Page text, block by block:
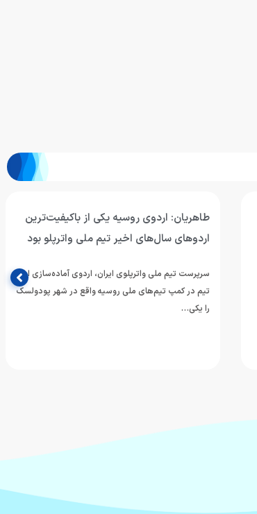
طاهریان: اردوی روسیه یکی از باکیفیت‌ترین
اردوهای سال‌های اخیر تیم ملی واترپلو بود
سرپرست تیم ملی واترپلوی ایران، اردوی آماده‌سازی این
تیم در کمپ تیم‌های ملی روسیه واقع در شهر پودولسک
را یکی…